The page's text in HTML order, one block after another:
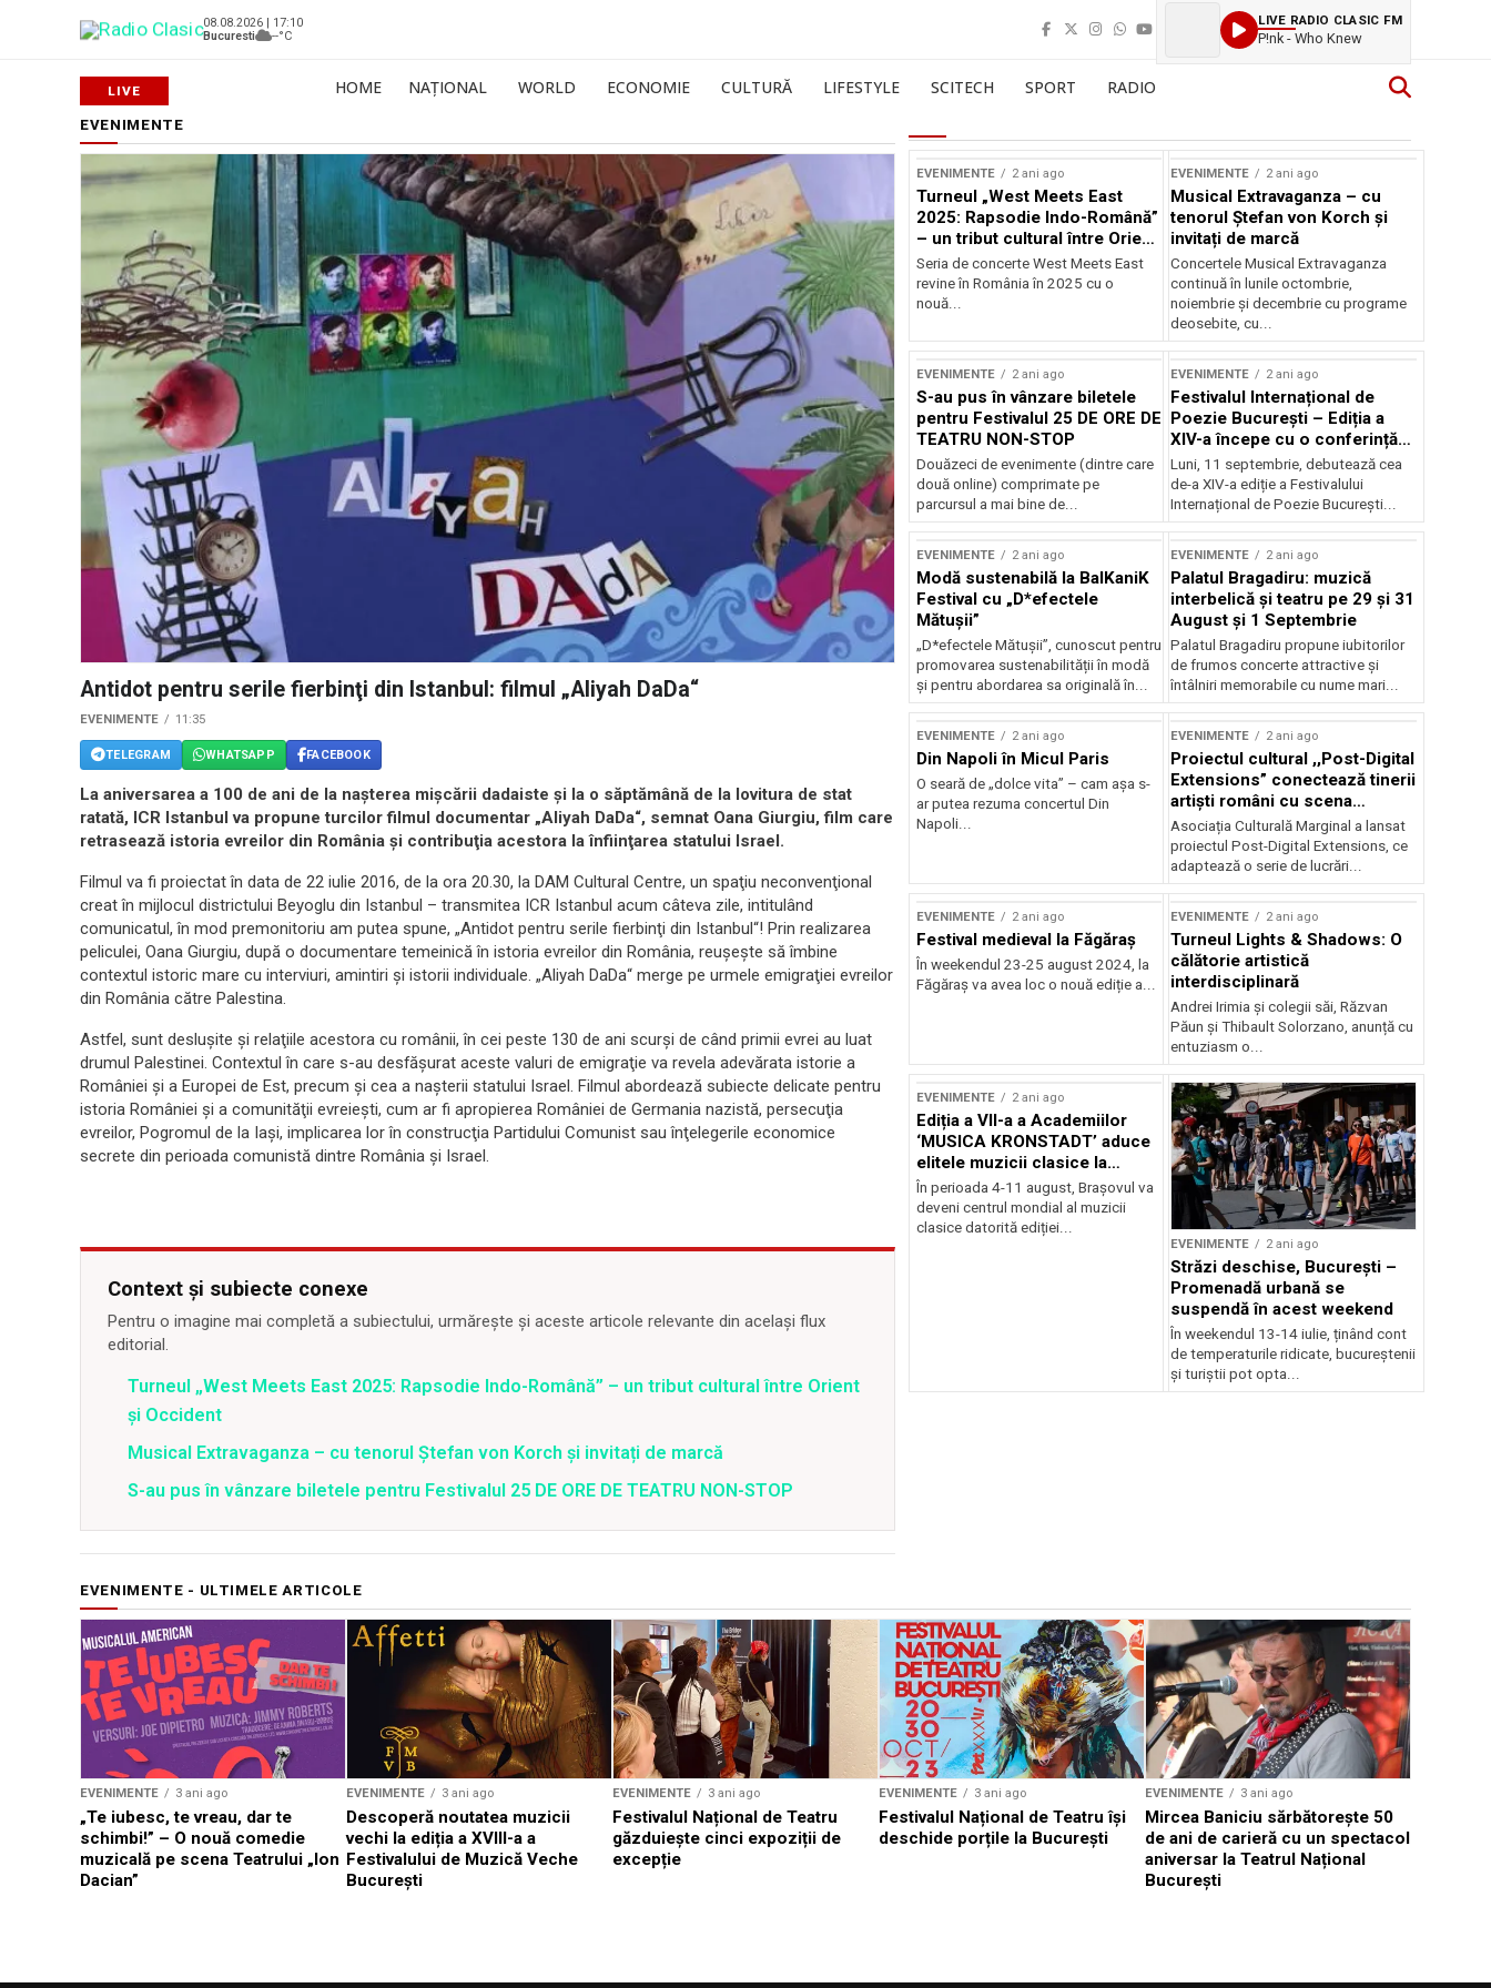
08.08.2026 | 17:10
Bucuresti
--°C
LIVE RADIO CLASIC FM
P!nk - Who Knew
HOME NAȚIONAL WORLD ECONOMIE CULTURĂ LIFESTYLE SCITECH SPORT RADIO
EVENIMENTE
Antidot pentru serile fierbinţi din Istanbul: filmul „Aliyah DaDa“
EVENIMENTE 11:35
TELEGRAM WHATSAPP FACEBOOK
La aniversarea a 100 de ani de la naşterea mişcării dadaiste şi la o săptămână de la lovitura de stat
ratată, ICR Istanbul va propune turcilor filmul documentar „Aliyah DaDa“, semnat Oana Giurgiu, film care
retrasează istoria evreilor din România şi contribuţia acestora la înfiinţarea statului Israel.
Filmul va fi proiectat în data de 22 iulie 2016, de la ora 20.30, la DAM Cultural Centre, un spaţiu neconvenţional
creat în mijlocul districtului Beyoglu din Istanbul – transmitea ICR Istanbul acum câteva zile, intitulând
comunicatul, în mod premonitoriu am putea spune, „Antidot pentru serile fierbinţi din Istanbul“! Prin realizarea
peliculei, Oana Giurgiu, după o documentare temeinică în istoria evreilor din România, reuşeşte să îmbine
contextul istoric mare cu interviuri, amintiri şi istorii individuale. „Aliyah DaDa“ merge pe urmele emigraţiei evreilor
din România către Palestina.
Astfel, sunt desluşite şi relaţiile acestora cu românii, în cei peste 130 de ani scurşi de când primii evrei au luat
drumul Palestinei. Contextul în care s-au desfăşurat aceste valuri de emigraţie va revela adevărata istorie a
României şi a Europei de Est, precum şi cea a naşterii statului Israel. Filmul abordează subiecte delicate pentru
istoria României şi a comunităţii evreieşti, cum ar fi apropierea României de Germania nazistă, persecuţia
evreilor, Pogromul de la Iaşi, implicarea lor în construcţia Partidului Comunist sau înţelegerile economice
secrete din perioada comunistă dintre România şi Israel.
Context și subiecte conexe
Pentru o imagine mai completă a subiectului, urmărește și aceste articole relevante din același flux
editorial.
Turneul „West Meets East 2025: Rapsodie Indo-Română” – un tribut cultural între Orient
și Occident
Musical Extravaganza – cu tenorul Ștefan von Korch și invitați de marcă
S-au pus în vânzare biletele pentru Festivalul 25 DE ORE DE TEATRU NON-STOP
EVENIMENTE 2 ani ago
Turneul „West Meets East
2025: Rapsodie Indo-Română”
– un tribut cultural între Orient
și Occident
Seria de concerte West Meets East
revine în România în 2025 cu o
nouă...
EVENIMENTE 2 ani ago
Musical Extravaganza – cu
tenorul Ștefan von Korch și
invitați de marcă
Concertele Musical Extravaganza
continuă în lunile octombrie,
noiembrie şi decembrie cu programe
deosebite, cu...
EVENIMENTE 2 ani ago
S-au pus în vânzare biletele
pentru Festivalul 25 DE ORE DE
TEATRU NON-STOP
Douăzeci de evenimente (dintre care
două online) comprimate pe
parcursul a mai bine de...
EVENIMENTE 2 ani ago
Festivalul Internațional de
Poezie București – Ediția a
XIV-a începe cu o conferință
despre limba română
susținută de Marco Lucchesi
Luni, 11 septembrie, debutează cea
de-a XIV-a ediție a Festivalului
Internațional de Poezie București...
EVENIMENTE 2 ani ago
Modă sustenabilă la BalKaniK
Festival cu „D*efectele
Mătușii”
„D*efectele Mătușii”, cunoscut pentru
promovarea sustenabilității în modă
și pentru abordarea sa originală în...
EVENIMENTE 2 ani ago
Palatul Bragadiru: muzică
interbelică şi teatru pe 29 şi 31
August şi 1 Septembrie
Palatul Bragadiru propune iubitorilor
de frumos concerte attractive şi
întâlniri memorabile cu nume mari...
EVENIMENTE 2 ani ago
Din Napoli în Micul Paris
O seară de „dolce vita” – cam așa s-
ar putea rezuma concertul Din
Napoli...
EVENIMENTE 2 ani ago
Proiectul cultural ,,Post-Digital
Extensions” conectează tinerii
artiști români cu scena
internațională
Asociația Culturală Marginal a lansat
proiectul Post-Digital Extensions, ce
adaptează o serie de lucrări...
EVENIMENTE 2 ani ago
Festival medieval la Făgăraș
În weekendul 23-25 august 2024, la
Făgăraș va avea loc o nouă ediție a...
EVENIMENTE 2 ani ago
Turneul Lights & Shadows: O
călătorie artistică
interdisciplinară
Andrei Irimia și colegii săi, Răzvan
Păun și Thibault Solorzano, anunță cu
entuziasm o...
EVENIMENTE 2 ani ago
Ediția a VII-a a Academiilor
‘MUSICA KRONSTADT’ aduce
elitele muzicii clasice la
Brașov
În perioada 4-11 august, Brașovul va
deveni centrul mondial al muzicii
clasice datorită ediției...
EVENIMENTE 2 ani ago
Străzi deschise, București –
Promenadă urbană se
suspendă în acest weekend
În weekendul 13-14 iulie, ținând cont
de temperaturile ridicate, bucureștenii
și turiștii pot opta...
EVENIMENTE - ULTIMELE ARTICOLE
EVENIMENTE 3 ani ago
„Te iubesc, te vreau, dar te
schimbi!” – O nouă comedie
muzicală pe scena Teatrului „Ion
Dacian”
EVENIMENTE 3 ani ago
Descoperă noutatea muzicii
vechi la ediția a XVIII-a a
Festivalului de Muzică Veche
București
EVENIMENTE 3 ani ago
Festivalul Național de Teatru
găzduiește cinci expoziții de
excepție
EVENIMENTE 3 ani ago
Festivalul Național de Teatru își
deschide porțile la București
EVENIMENTE 3 ani ago
Mircea Baniciu sărbătorește 50
de ani de carieră cu un spectacol
aniversar la Teatrul Național
București